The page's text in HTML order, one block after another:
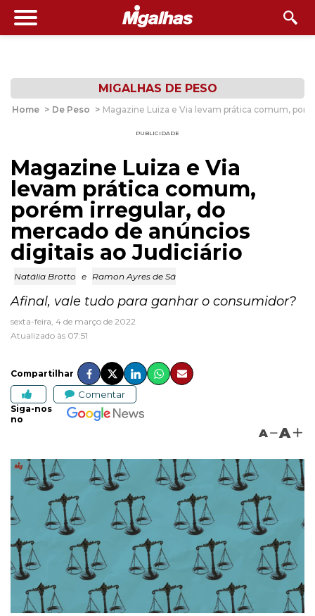
MIGALHAS DE PESO
Home > De Peso > Magazine Luiza e Via levam prática comum,
PUBLICIDADE
Magazine Luiza e Via
levam prática comum,
porém irregular, do
mercado de anúncios
digitais ao Judiciário
Natália Brotto e Ramon Ayres de Sá
Afinal, vale tudo para ganhar o consumidor?
sexta-feira, 4 de março de 2022
Atualizado às 07:51
Compartilhar
Comentar
Siga-nos
no
A A